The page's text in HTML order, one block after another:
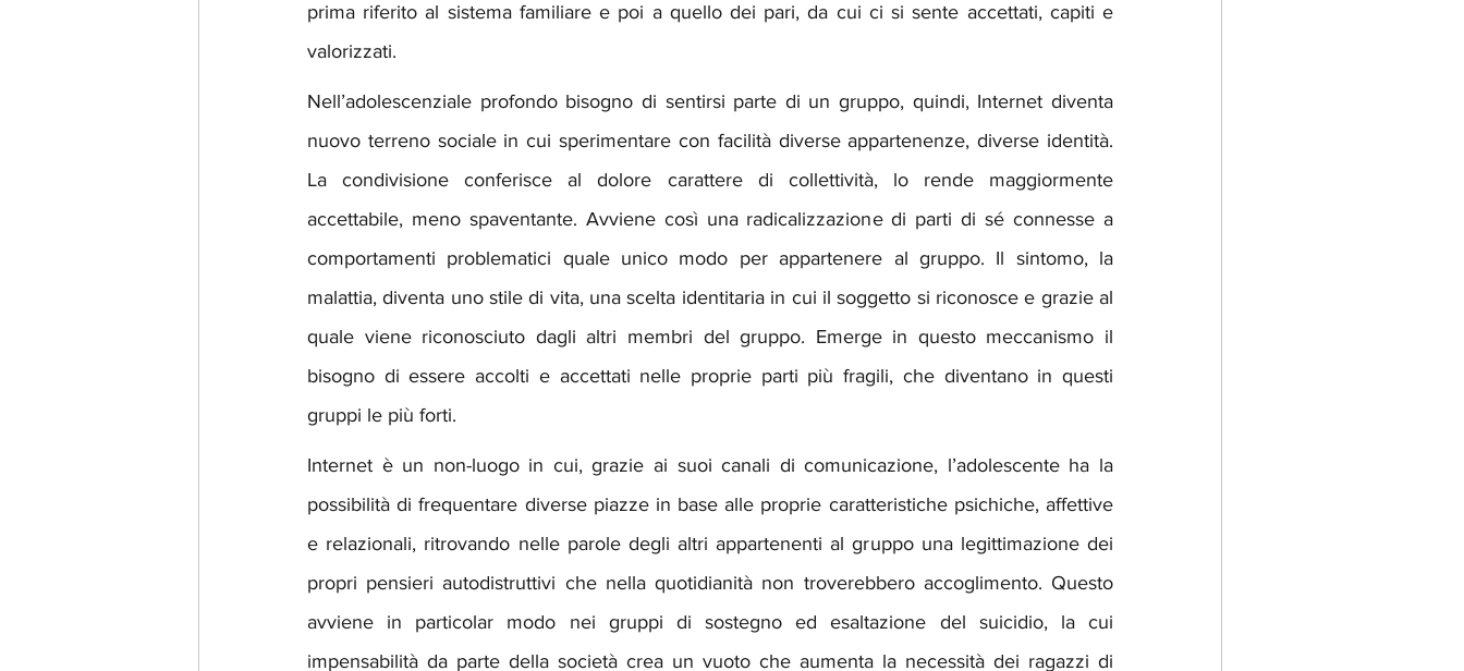
prima riferito al sistema familiare e poi a quello dei pari, da cui ci si sente accettati, capiti e
valorizzati.
Nell’adolescenziale profondo bisogno di sentirsi parte di un gruppo, quindi, Internet diventa
nuovo terreno sociale in cui sperimentare con facilità diverse appartenenze, diverse identità.
La condivisione conferisce al dolore carattere di collettività, lo rende maggiormente
accettabile, meno spaventante. Avviene così una radicalizzazione di parti di sé connesse a
comportamenti problematici quale unico modo per appartenere al gruppo. Il sintomo, la
malattia, diventa uno stile di vita, una scelta identitaria in cui il soggetto si riconosce e grazie al
quale viene riconosciuto dagli altri membri del gruppo. Emerge in questo meccanismo il
bisogno di essere accolti e accettati nelle proprie parti più fragili, che diventano in questi
gruppi le più forti.
Internet è un non-luogo in cui, grazie ai suoi canali di comunicazione, l’adolescente ha la
possibilità di frequentare diverse piazze in base alle proprie caratteristiche psichiche, affettive
e relazionali, ritrovando nelle parole degli altri appartenenti al gruppo una legittimazione dei
propri pensieri autodistruttivi che nella quotidianità non troverebbero accoglimento. Questo
avviene in particolar modo nei gruppi di sostegno ed esaltazione del suicidio, la cui
impensabilità da parte della società crea un vuoto che aumenta la necessità dei ragazzi di